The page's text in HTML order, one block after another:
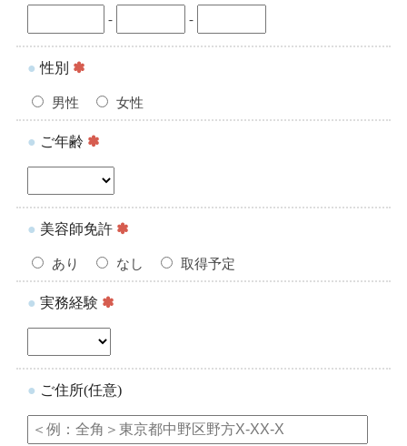
- -
● 性別 ✽
男性 女性
● ご年齢 ✽
● 美容師免許✽
あり なし 取得予定
● 実務経験 ✽
● ご住所(任意)